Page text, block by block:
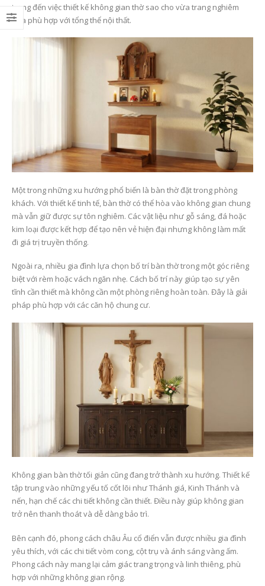
trọng đến việc thiết kế không gian thờ sao cho vừa trang nghiêm
vừa phù hợp với tổng thể nội thất.
Một trong những xu hướng phổ biến là bàn thờ đặt trong phòng
khách. Với thiết kế tinh tế, bàn thờ có thể hòa vào không gian chung
mà vẫn giữ được sự tôn nghiêm. Các vật liệu như gỗ sáng, đá hoặc
kim loại được kết hợp để tạo nên vẻ hiện đại nhưng không làm mất
đi giá trị truyền thống.
Ngoài ra, nhiều gia đình lựa chọn bố trí bàn thờ trong một góc riêng
biệt với rèm hoặc vách ngăn nhẹ. Cách bố trí này giúp tạo sự yên
tĩnh cần thiết mà không cần một phòng riêng hoàn toàn. Đây là giải
pháp phù hợp với các căn hộ chung cư.
Không gian bàn thờ tối giản cũng đang trở thành xu hướng. Thiết kế
tập trung vào những yếu tố cốt lõi như Thánh giá, Kinh Thánh và
nến, hạn chế các chi tiết không cần thiết. Điều này giúp không gian
trở nên thanh thoát và dễ dàng bảo trì.
Bên cạnh đó, phong cách châu Âu cổ điển vẫn được nhiều gia đình
yêu thích, với các chi tiết vòm cong, cột trụ và ánh sáng vàng ấm.
Phong cách này mang lại cảm giác trang trọng và linh thiêng, phù
hợp với những không gian rộng.
Năm Thánh 2025 và
thông điệp hy vọng – Gợi
trong mỗi gia đình Công
giáo
23 Tháng 6, 2026
Người Công giáo và việc
tôn kính tổ tiên – Sự gặp
hiếu Việt Nam
23 Tháng 6, 2026
Bàn thờ Công giáo
gian thiêng liêng nuôi
dưỡng đời sống đức tin
Bàn thờ Công giáo gỗ
đẹp Alan, lựa chọn trang
nghiêm cho gia đình
Kinh nghiệm chọn bàn
thờ Công giáo đẹp, phù
cư và phòng cầu nguyện
26 Tháng 5, 2026
Các Mùa Phụng Vụ
Năm Phụng Vụ Công
6 Tháng 7, 2026
Bí Tích Thánh Thể –
Nguồn Sống Đức Tin
Bí Tích Thánh Thể –
Nguồn Sống Đức Tin
6 Tháng 7, 2026
Sống Đức Tin Mỗi
6 Tháng 7, 2026
thờ Công giáo hiện
Tối giản nhưng vẫn
trang nghiêm